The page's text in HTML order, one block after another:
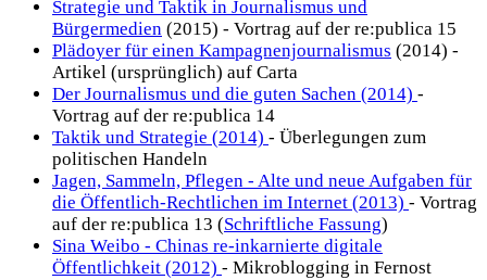
Strategie und Taktik in Journalismus und
Bürgermedien (2015) - Vortrag auf der re:publica 15
Plädoyer für einen Kampagnenjournalismus (2014) -
Artikel (ursprünglich) auf Carta
Der Journalismus und die guten Sachen (2014) -
Vortrag auf der re:publica 14
Taktik und Strategie (2014) - Überlegungen zum
politischen Handeln
Jagen, Sammeln, Pflegen - Alte und neue Aufgaben für
die Öffentlich-Rechtlichen im Internet (2013) - Vortrag
auf der re:publica 13 (Schriftliche Fassung)
Sina Weibo - Chinas re-inkarnierte digitale
Öffentlichkeit (2012) - Mikroblogging in Fernost